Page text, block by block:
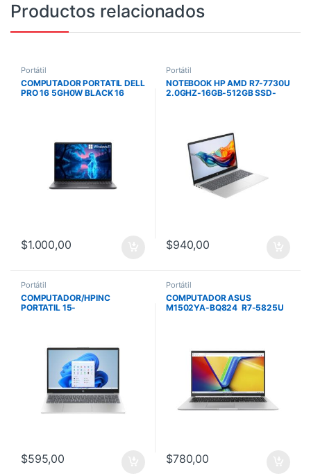
Productos relacionados
Portátil
COMPUTADOR PORTATIL DELL
PRO 16 5GH0W BLACK 16
$1.000,00
Portátil
NOTEBOOK HP AMD R7-7730U
2.0GHZ-16GB-512GB SSD-
$940,00
Portátil
COMPUTADOR/HPINC
PORTATIL 15-
$595,00
Portátil
COMPUTADOR ASUS
M1502YA-BQ824 R7-5825U
$780,00